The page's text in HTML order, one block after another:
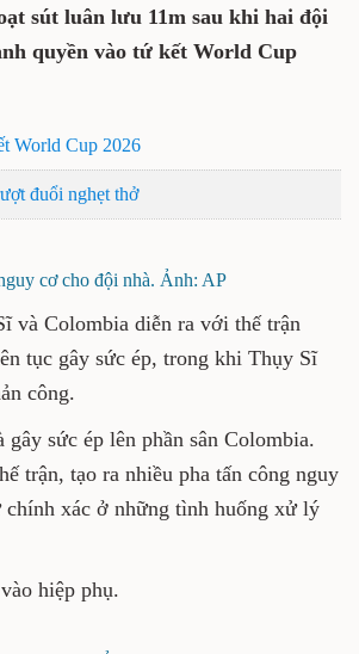
sút luân lưu 11m sau khi hai đội
quyền vào tứ kết World Cup
World Cup 2026
đuổi nghẹt thở
cơ cho đội nhà. Ảnh: AP
và Colombia diễn ra với thế trận
tục gây sức ép, trong khi Thụy Sĩ
công.
sức ép lên phần sân Colombia.
trận, tạo ra nhiều pha tấn công nguy
xác ở những tình huống xử lý
hiệp phụ.